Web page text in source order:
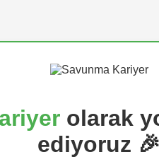
olarak
ediyoruz 🎉